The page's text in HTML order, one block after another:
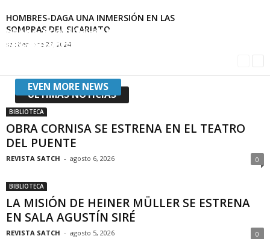
HOMBRES-DAGA UNA INMERSIÓN EN LAS
SOMBRAS DEL SICARIATO
septiembre 27, 2024
EVEN MORE NEWS
NECESIDADES DE UN AUMENTO
VANIA. ESCENAS DE LA VIDA EN EL CAMPO EN
TEATRO ICTUS
EXPERIENCIA DIGITAL: RESISTENCIA en TEATRO
SIDARTE
ÚLTIMAS NOTICIAS
BIBLIOTECA
OBRA CORNISA SE ESTRENA EN EL TEATRO
DEL PUENTE
REVISTA SATCH - agosto 6, 2026 0
BIBLIOTECA
LA MISIÓN DE HEINER MÜLLER SE ESTRENA
EN SALA AGUSTÍN SIRÉ
REVISTA SATCH - agosto 5, 2026 0